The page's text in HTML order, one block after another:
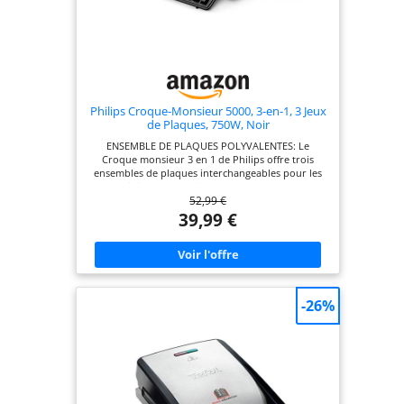
Philips Croque-Monsieur 5000, 3-en-1, 3 Jeux
de Plaques, 750W, Noir
ENSEMBLE DE PLAQUES POLYVALENTES: Le
Croque monsieur 3 en 1 de Philips offre trois
ensembles de plaques interchangeables pour les
permettant de savourer une large variété de plats
LE CROUSTILLANT À LA PERFECTION : Avec une
puissance de 750W, cet appareil à croque-
monsieur assure un chauffage rapide, grillant tout
à la perfection, pour un résultat croustillant et
doré NETTOYAGE SANS DIFFICULTÉ : Les plaques
retirer les plaques pour les nettoyer facilement
UNE CHALEUR HOMOGÈNE POUR DES RÉSULTATS
OPTIMAUX : Répartition uniforme de la chaleur
sur les plaques pour des garnitures parfaitement
fondues et grillées. Les plaques à sceller
conservent les ingrédients à l’intérieur
CONCEPTION CONVIVIALE:Cet appareil toaster &
52,99 €
39,99 €
-26%